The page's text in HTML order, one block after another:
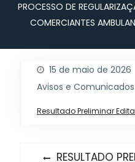
PROCESSO DE
COMERCIANTES
15 de maio de 2026
Avisos e Comunicados
Resultado Preliminar
Navegação
Previous
RESULTADO